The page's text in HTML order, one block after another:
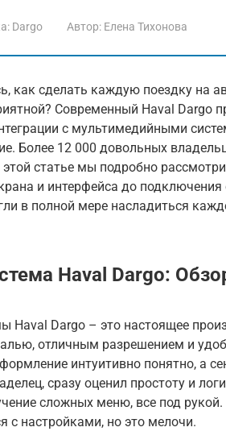
Dargo Автор: Елена Тихонова
как сделать каждую поездку на
Современный Haval Dargo
с мультимедийными
Более 12 000 довольных
статье мы подробно
и интерфейса до
в полной мере насладиться
Haval Dargo:
Haval Dargo – это настоящее
отличным разрешением и
интуитивно понятно, а
сразу оценил простоту и
сложных меню, все под
с настройками, но это мелочи.